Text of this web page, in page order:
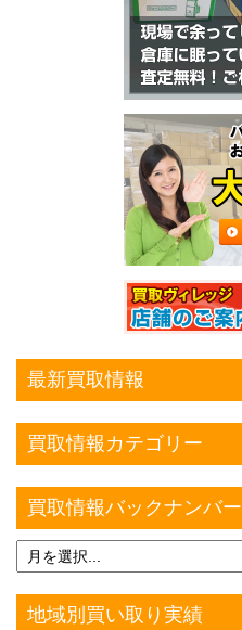
最新買取情報
買取情報カテゴリー
買取情報バックナンバー
地域別買い取り実績